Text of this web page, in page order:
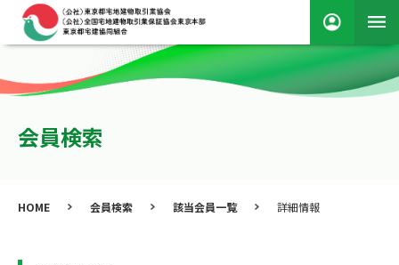
会員検索
HOME 会員検索 該当会員一覧 詳細情報